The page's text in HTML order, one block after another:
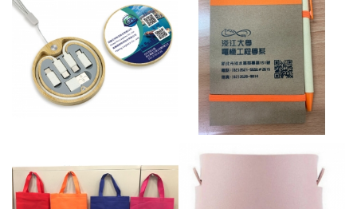
附筆記事本